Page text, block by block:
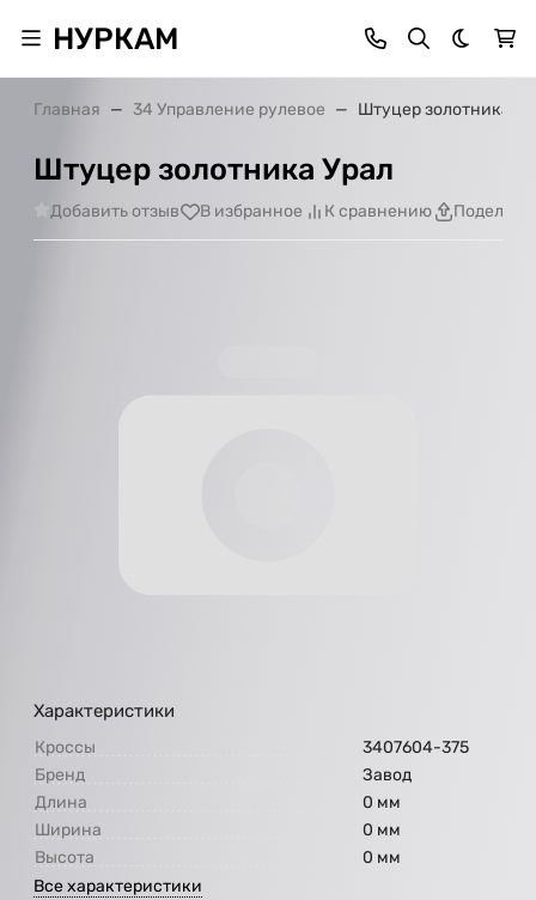
НУРКАМ Темная
Главная 34 Управление рулевое Штуцер золотника
Штуцер золотника Урал
Добавить отзыв В избранное К сравнению
Характеристики
Кроссы
3407604-375
Бренд
Завод
Длина
0 мм
Ширина
0 мм
Высота
0 мм
Все характеристики